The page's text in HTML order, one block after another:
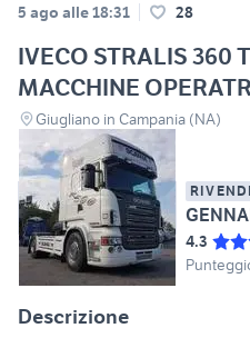
5 ago alle 18:31 28
IVECO STRALIS 360
MACCHINE
Giugliano in Campania (NA)
4.3
Descrizione